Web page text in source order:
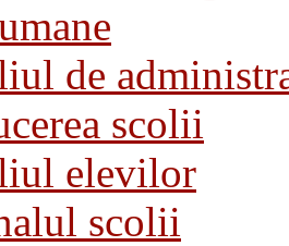
de
scolii
elevilor
scolii